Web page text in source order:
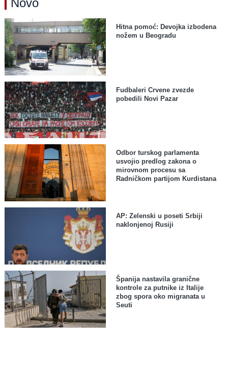
Hitna pomoć: Devojka izbodena
nožem u Beogradu
Fudbaleri Crvene zvezde
pobedili Novi Pazar
Odbor turskog parlamenta
usvojio predlog zakona o
mirovnom procesu sa
Radničkom partijom Kurdistana
AP: Zelenski u poseti Srbiji
naklonjenoj Rusiji
Španija nastavila granične
kontrole za putnike iz Italije
zbog spora oko migranata u
Seuti